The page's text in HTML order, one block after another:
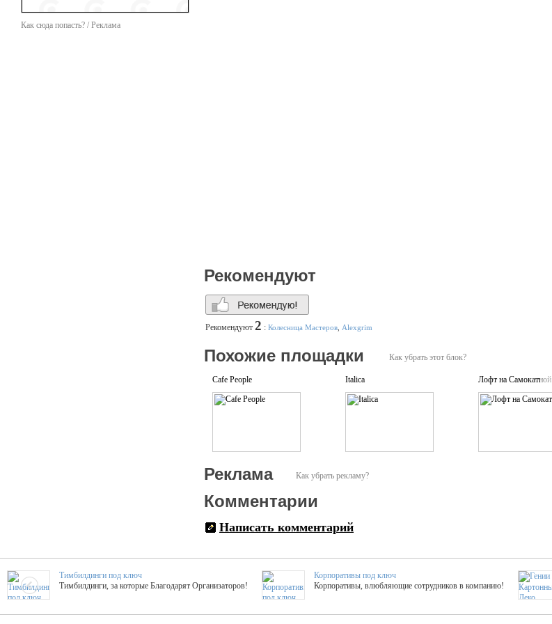
Как сюда попасть? / Реклама
Рекомендуют
Рекомендуют 2 : Колесница Мастеров Alexgrim
Как убрать этот блок?
Похожие площадки
Cafe People Italica Лофт на Самокатной
Как убрать рекламу?
Реклама
Комментарии
Написать комментарий
Тимбилдинги под ключ
Тимбилдинги, за которые Благодарят Организаторов!
Корпоративы под ключ
Корпоративы, влюбляющие сотрудников в компанию!